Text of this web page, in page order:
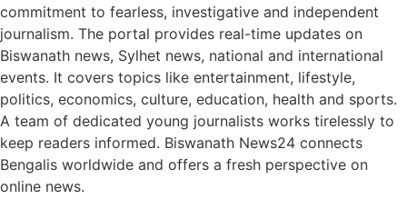
commitment to fearless, investigative and independent
journalism. The portal provides real-time updates on
Biswanath news, Sylhet news, national and international
events. It covers topics like entertainment, lifestyle,
politics, economics, culture, education, health and sports.
A team of dedicated young journalists works tirelessly to
keep readers informed. Biswanath News24 connects
Bengalis worldwide and offers a fresh perspective on
online news.